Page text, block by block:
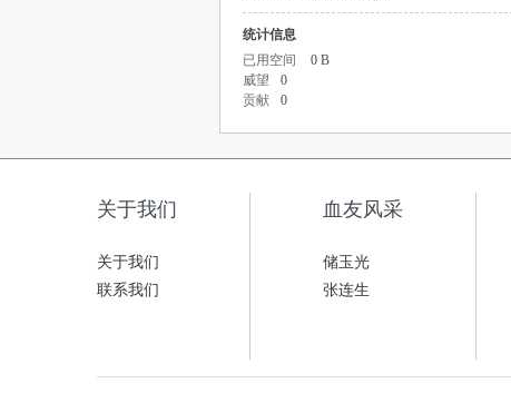
统计信息
已用空间
0 B
威望
0
贡献
0
关于我们
关于我们
联系我们
血友风采
储玉光
张连生